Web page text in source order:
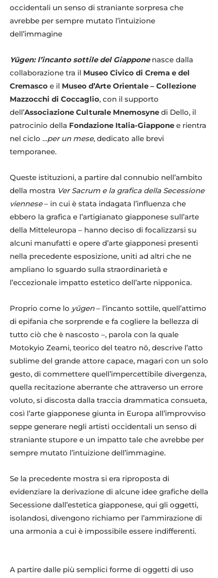
occidentali un senso di straniante sorpresa che
avrebbe per sempre mutato l’intuizione
dell’immagine
Yūgen: l’incanto sottile del Giapponenasce dalla
collaborazione tra il Museo Civico di Crema e del
Cremasco e il Museo d’Arte Orientale – Collezione
Mazzocchi di Coccaglio, con il supporto
dell’Associazione Culturale Mnemosyne di Dello, il
patrocinio della Fondazione Italia-Giappone e rientra
nel ciclo …per un mese, dedicato alle brevi
temporanee.
Queste istituzioni, a partire dal connubio nell’ambito
della mostra Ver Sacrum e la grafica della Secessione
viennese– in cui è stata indagata l’influenza che
ebbero la grafica e l’artigianato giapponese sull’arte
della Mitteleuropa – hanno deciso di focalizzarsi su
alcuni manufatti e opere d’arte giapponesi presenti
nella precedente esposizione, uniti ad altri che ne
ampliano lo sguardo sulla straordinarietà e
l’eccezionale impatto estetico dell’arte nipponica.
Proprio come lo yūgen– l’incanto sottile, quell’attimo
di epifania che sorprende e fa cogliere la bellezza di
tutto ciò che è nascosto –, parola con la quale
Motokyio Zeami, teorico del teatro nō, descrive l’atto
sublime del grande attore capace, magari con un solo
gesto, di commettere quell’impercettibile divergenza,
quella recitazione aberrante che attraverso un errore
voluto, si discosta dalla traccia drammatica consueta,
così l’arte giapponese giunta in Europa all’improvviso
seppe generare negli artisti occidentali un senso di
straniante stupore e un impatto tale che avrebbe per
sempre mutato l’intuizione dell’immagine.
Se la precedente mostra si era riproposta di
evidenziare la derivazione di alcune idee grafiche della
Secessione dall’estetica giapponese, qui gli oggetti,
isolandosi, divengono richiamo per l’ammirazione di
una armonia a cui è impossibile essere indifferenti.
A partire dalle più semplici forme di oggetti di uso